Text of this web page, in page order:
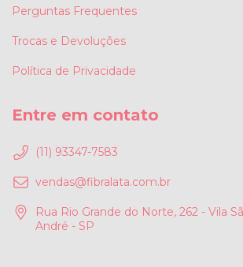
Perguntas Frequentes
Trocas e Devoluções
Política de Privacidade
Entre em contato
(11) 93347-7583
vendas@fibralata.com.br
Rua Rio Grande do Norte, 262 - Vila
André - SP